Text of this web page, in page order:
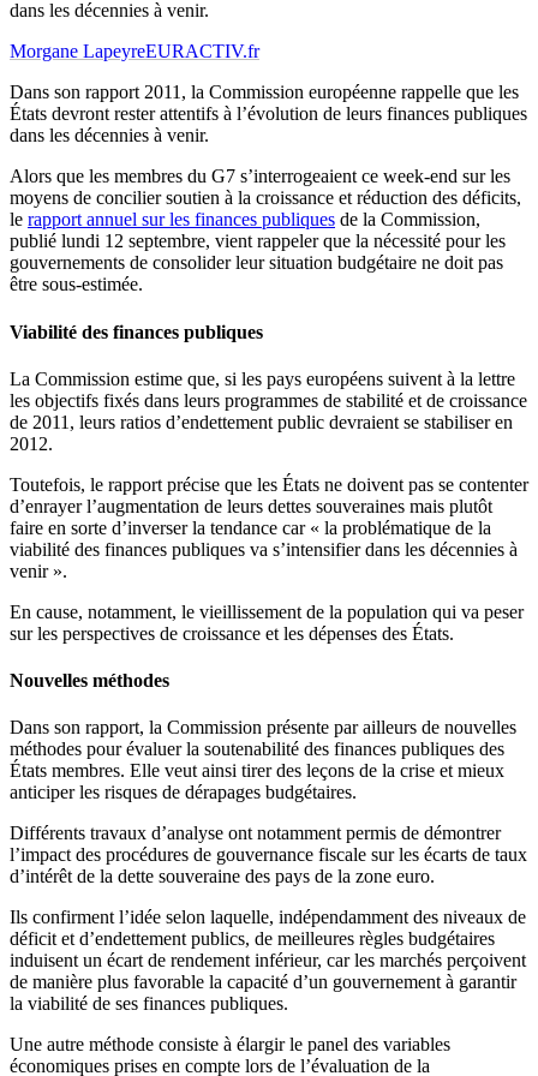
dans les décennies à venir.
Morgane LapeyreEURACTIV.fr
Dans son rapport 2011, la Commission européenne rappelle que les
États devront rester attentifs à l’évolution de leurs finances publiques
dans les décennies à venir.
Alors que les membres du G7 s’interrogeaient ce week-end sur les
moyens de concilier soutien à la croissance et réduction des déficits,
le rapport annuel sur les finances publiques de la Commission,
publié lundi 12 septembre, vient rappeler que la nécessité pour les
gouvernements de consolider leur situation budgétaire ne doit pas
être sous-estimée.
Viabilité des finances publiques
La Commission estime que, si les pays européens suivent à la lettre
les objectifs fixés dans leurs programmes de stabilité et de croissance
de 2011, leurs ratios d’endettement public devraient se stabiliser en
2012.
Toutefois, le rapport précise que les États ne doivent pas se contenter
d’enrayer l’augmentation de leurs dettes souveraines mais plutôt
faire en sorte d’inverser la tendance car « la problématique de la
viabilité des finances publiques va s’intensifier dans les décennies à
venir ».
En cause, notamment, le vieillissement de la population qui va peser
sur les perspectives de croissance et les dépenses des États.
Nouvelles méthodes
Dans son rapport, la Commission présente par ailleurs de nouvelles
méthodes pour évaluer la soutenabilité des finances publiques des
États membres. Elle veut ainsi tirer des leçons de la crise et mieux
anticiper les risques de dérapages budgétaires.
Différents travaux d’analyse ont notamment permis de démontrer
l’impact des procédures de gouvernance fiscale sur les écarts de taux
d’intérêt de la dette souveraine des pays de la zone euro.
Ils confirment l’idée selon laquelle, indépendamment des niveaux de
déficit et d’endettement publics, de meilleures règles budgétaires
induisent un écart de rendement inférieur, car les marchés perçoivent
de manière plus favorable la capacité d’un gouvernement à garantir
la viabilité de ses finances publiques.
Une autre méthode consiste à élargir le panel des variables
économiques prises en compte lors de l’évaluation de la